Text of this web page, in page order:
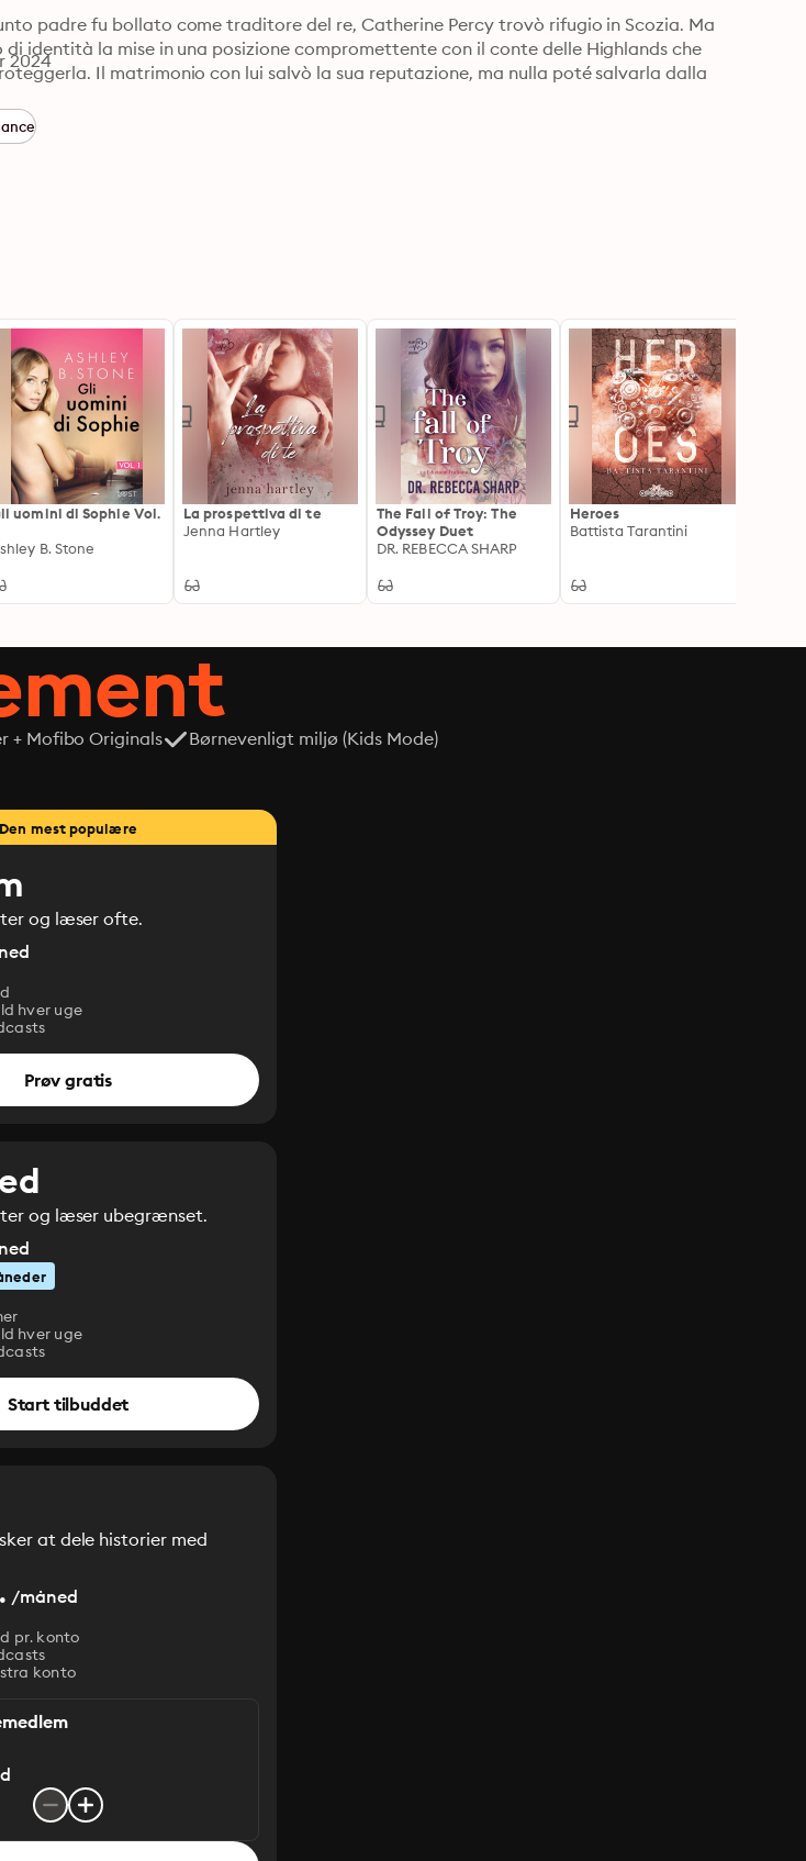
padre fu bollato come traditore del re, Catherine Percy trovò rifugio in Scozia. Ma
di identità la mise in una posizione compromettente con il conte delle Highlands che
Il matrimonio con lui salvò la sua reputazione, ma nulla poté salvarla dalla
il suo corpo alla sua volontà... e mandò in frantumi le sue ultime difese!
Adoro questo libro. Ho appena finito di leggerlo per la seconda volta, anche se
2024
uomini di Sophie Vol.
B. Stone
La prospettiva di te
Jenna Hartley
The Fall of Troy: The
Odyssey Duet
DR. REBECCA SHARP
Heroes
Battista Tarantini
+ Mofibo Originals
Børnevenligt miljø (Kids Mode)
Den mest populære
og læser ofte.
hver uge
Prøv gratis
og læser ubegrænset.
hver uge
Start tilbuddet
at dele historier med
/måned
pr. konto
konto